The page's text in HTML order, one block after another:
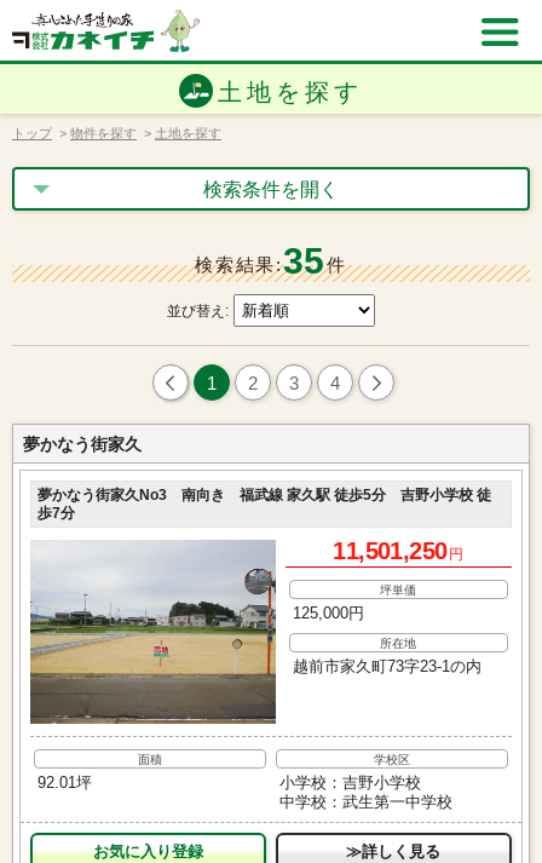
土地を探す
トップ > 物件を探す > 土地を探す
検索条件を開く
検索結果:35件
並び替え:
1 2 3 4
夢かなう街家久
夢かなう街家久No3 南向き 福武線 家久駅 徒歩5分 吉野小学校 徒
歩7分
11,501,250 円
坪単価
125,000円
所在地
越前市家久町73字23-1の内
面積
92.01坪
学校区
小学校：吉野小学校
中学校：武生第一中学校
お気に入り ≫詳しく見る